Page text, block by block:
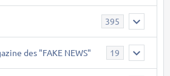
395
des "FAKE NEWS" 19